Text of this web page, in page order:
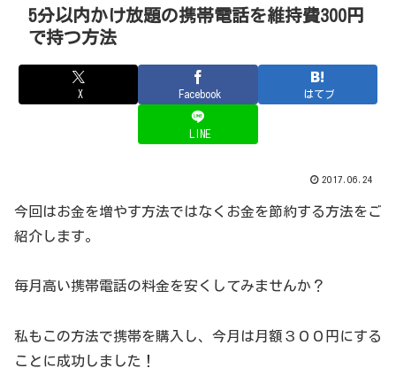
5分以内かけ放題の携帯電話を維持費300円
で持つ方法
X Facebook はてブ
LINE
2017.06.24
今回はお金を増やす方法ではなくお金を節約する方法をご
紹介します。
毎月高い携帯電話の料金を安くしてみませんか？
私もこの方法で携帯を購入し、今月は月額３００円にする
ことに成功しました！